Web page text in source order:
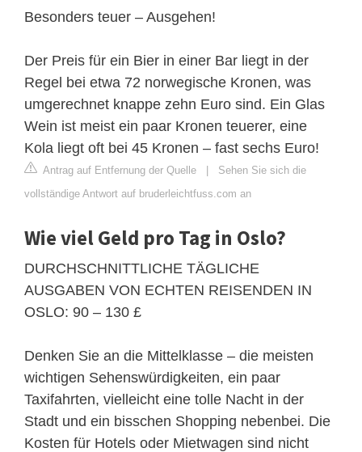
Besonders teuer – Ausgehen!
Der Preis für ein Bier in einer Bar liegt in der
Regel bei etwa 72 norwegische Kronen, was
umgerechnet knappe zehn Euro sind. Ein Glas
Wein ist meist ein paar Kronen teuerer, eine
Kola liegt oft bei 45 Kronen – fast sechs Euro!
Antrag auf Entfernung der Quelle | Sehen Sie sich die
vollständige Antwort auf bruderleichtfuss.com an
Wie viel Geld pro Tag in Oslo?
DURCHSCHNITTLICHE TÄGLICHE
AUSGABEN VON ECHTEN REISENDEN IN
OSLO: 90 – 130 £
Denken Sie an die Mittelklasse – die meisten
wichtigen Sehenswürdigkeiten, ein paar
Taxifahrten, vielleicht eine tolle Nacht in der
Stadt und ein bisschen Shopping nebenbei. Die
Kosten für Hotels oder Mietwagen sind nicht